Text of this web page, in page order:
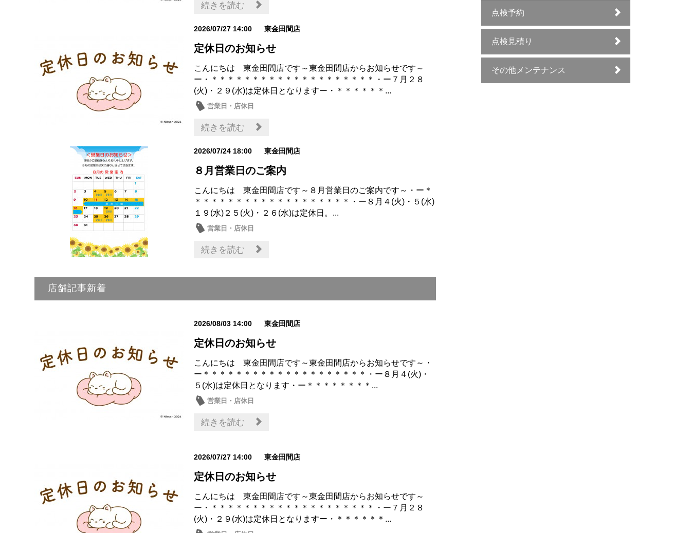
続きを読む
2026/07/27 14:00 東金田間店
定休日のお知らせ
こんにちは 東金田間店です～東金田間店からお知らせです～
ー・＊＊＊＊＊＊＊＊＊＊＊＊＊＊＊＊＊＊＊＊・ー７月２８
(火)・２９(水)は定休日となりますー・＊＊＊＊＊＊...
営業日・店休日
続きを読む
2026/07/24 18:00 東金田間店
８月営業日のご案内
こんにちは 東金田間店です～８月営業日のご案内です～・ー＊
＊＊＊＊＊＊＊＊＊＊＊＊＊＊＊＊＊＊＊・ー８月４(火)・５(水)
１９(水)２５(火)・２６(水)は定休日。...
営業日・店休日
続きを読む
店舗記事新着
2026/08/03 14:00 東金田間店
定休日のお知らせ
こんにちは 東金田間店です～東金田間店からお知らせです～・
ー＊＊＊＊＊＊＊＊＊＊＊＊＊＊＊＊＊＊＊＊・ー８月４(火)・
５(水)は定休日となります・ー＊＊＊＊＊＊＊＊...
営業日・店休日
続きを読む
2026/07/27 14:00 東金田間店
定休日のお知らせ
こんにちは 東金田間店です～東金田間店からお知らせです～
ー・＊＊＊＊＊＊＊＊＊＊＊＊＊＊＊＊＊＊＊＊・ー７月２８
(火)・２９(水)は定休日となりますー・＊＊＊＊＊＊...
点検予約
点検見積り
その他メンテナンス